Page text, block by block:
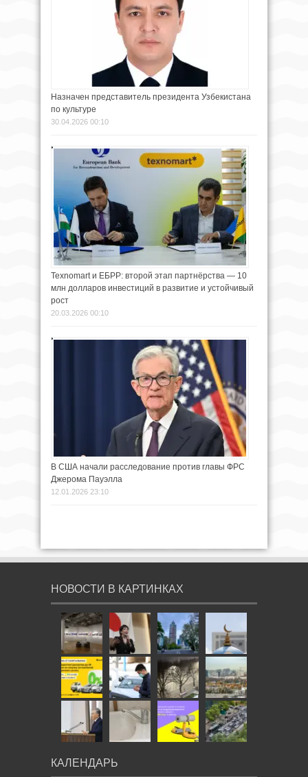
Назначен представитель президента Узбекистана
по культуре
30.04.2026 00:10
Texnomart и ЕБРР: второй этап партнёрства — 10
млн долларов инвестиций в развитие и устойчивый
рост
20.03.2026 00:10
В США начали расследование против главы ФРС
Джерома Пауэлла
12.01.2026 23:10
НОВОСТИ В КАРТИНКАХ
КАЛЕНДАРЬ